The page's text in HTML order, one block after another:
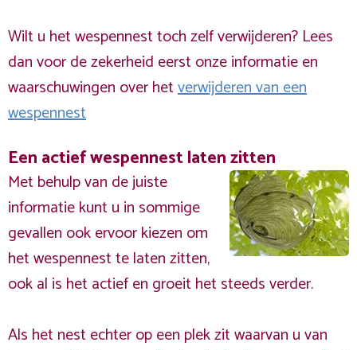
Wilt u het wespennest toch zelf verwijderen? Lees
dan voor de zekerheid eerst onze informatie en
waarschuwingen over hetverwijderen van een
wespennest
Een actief wespennest laten zitten
Met behulp van de juiste
informatie kunt u in sommige
gevallen ook ervoor kiezen om
het wespennest te laten zitten,
ook al is het actief en groeit het steeds verder.
Als het nest echter op een plek zit waarvan u van